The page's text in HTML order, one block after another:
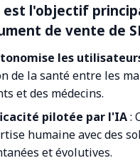
est l'objectif
de vente de
les
de la santé entre les
et des médecins.
pilotée par l'IA:
humaine avec des
et évolutives.